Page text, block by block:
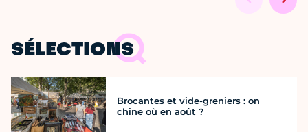
SÉLECTIONS
Brocantes et vide-greniers : on
chine où en août ?